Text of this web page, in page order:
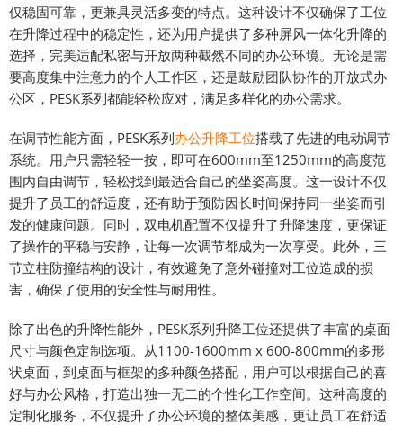
仅稳固可靠，更兼具灵活多变的特点。这种设计不仅确保了工位
在升降过程中的稳定性，还为用户提供了多种屏风一体化升降的
选择，完美适配私密与开放两种截然不同的办公环境。无论是需
要高度集中注意力的个人工作区，还是鼓励团队协作的开放式办
公区，PESK系列都能轻松应对，满足多样化的办公需求。
在调节性能方面，PESK系列办公升降工位搭载了先进的电动调节
系统。用户只需轻轻一按，即可在600mm至1250mm的高度范
围内自由调节，轻松找到最适合自己的坐姿高度。这一设计不仅
提升了员工的舒适度，还有助于预防因长时间保持同一坐姿而引
发的健康问题。同时，双电机配置不仅提升了升降速度，更保证
了操作的平稳与安静，让每一次调节都成为一次享受。此外，三
节立柱防撞结构的设计，有效避免了意外碰撞对工位造成的损
害，确保了使用的安全性与耐用性。
除了出色的升降性能外，PESK系列升降工位还提供了丰富的桌面
尺寸与颜色定制选项。从1100-1600mm x 600-800mm的多形
状桌面，到桌面与框架的多种颜色搭配，用户可以根据自己的喜
好与办公风格，打造出独一无二的个性化工作空间。这种高度的
定制化服务，不仅提升了办公环境的整体美感，更让员工在舒适